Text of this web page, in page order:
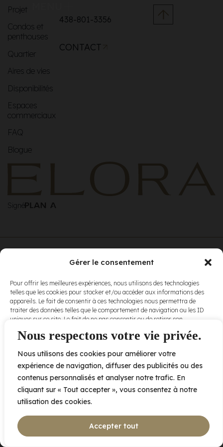
Nous respectons votre vie privée.
Nous utilisons des cookies pour améliorer votre
expérience de navigation, diffuser des publicités ou des
contenus personnalisés et analyser notre trafic. En
cliquant sur « Tout accepter », vous consentez à notre
utilisation des cookies.
Accepter tout
Gérer le consentement
Pour offrir les meilleures expériences, nous utilisons des technologies
telles que les cookies pour stocker et/ou accéder aux informations des
appareils. Le fait de consentir à ces technologies nous permettra de
traiter des données telles que le comportement de navigation ou les ID
uniques sur ce site. Le fait de ne pas consentir ou de retirer son
et fonctions.
Accepter
Refuser
Projet
Condos et
penthouses
Quartier
Aires de vies
Disponibilités
Espaces
commerciaux
FAQ
Blogue
438-801-3356
CONTACT
Signé
conditions
d’utilisationet
nospolitiques
de
confidentialité .
2005 av. de Bois-de-Boulogne, Laval QC H7N 0J7